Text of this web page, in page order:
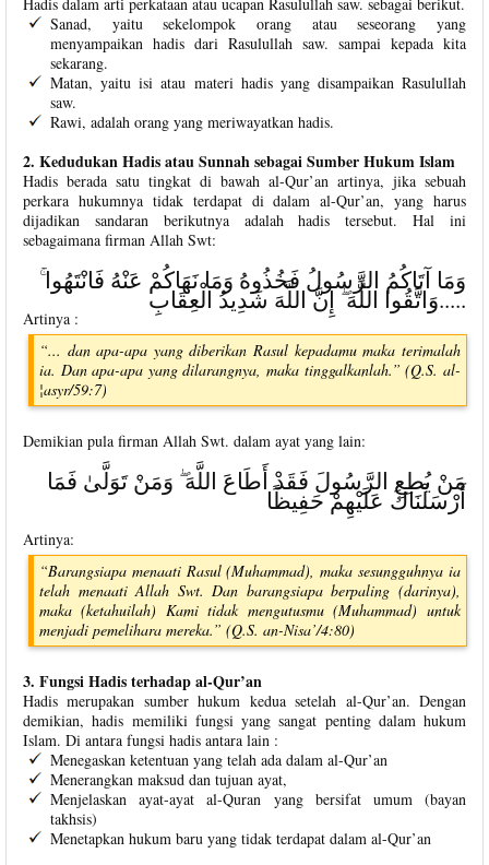
Sanad, yaitu sekelompok orang atau seseorang yang
menyampaikan hadis dari Rasulullah saw. sampai kepada kita
sekarang.
Matan, yaitu isi atau materi hadis yang disampaikan Rasulullah
saw.
Rawi, adalah orang yang meriwayatkan hadis.
2. Kedudukan Hadis atau Sunnah sebagai Sumber Hukum Islam
Hadis berada satu tingkat di bawah al-Qur’an artinya, jika sebuah
perkara hukumnya tidak terdapat di dalam al-Qur’an, yang harus
dijadikan sandaran berikutnya adalah hadis tersebut. Hal ini
sebagaimana firman Allah Swt:
وَمَا آتَاكُمُ الرَّسُولُ فَخُذُوهُ وَمَا نَهَاكُمْ عَنْهُ فَانْتَهُوا ۚ
وَاتَّقُوا اللَّهَ ۖ إِنَّ اللَّهَ شَدِيدُ الْعِقَابِ.....
Artinya :
“... dan apa-apa yang diberikan Rasul kepadamu maka terimalah
ia. Dan apa-apa yang dilarangnya, maka tinggalkanlah.” (Q.S. al-
¦asyr/59:7)
Demikian pula firman Allah Swt. dalam ayat yang lain:
مَنْ يُطِعِ الرَّسُولَ فَقَدْ أَطَاعَ اللَّهَ ۖ وَمَنْ تَوَلَّىٰ فَمَا
أَرْسَلْنَاكَ عَلَيْهِمْ حَفِيظًا
Artinya:
“Barangsiapa menaati Rasul (Muhammad), maka sesungguhnya ia
telah menaati Allah Swt. Dan barangsiapa berpaling (darinya),
maka (ketahuilah) Kami tidak mengutusmu (Muhammad) untuk
menjadi pemelihara mereka.” (Q.S. an-Nisa’/4:80)
3. Fungsi Hadis terhadap al-Qur’an
Hadis merupakan sumber hukum kedua setelah al-Qur’an. Dengan
demikian, hadis memiliki fungsi yang sangat penting dalam hukum
Islam. Di antara fungsi hadis antara lain :
Menegaskan ketentuan yang telah ada dalam al-Qur’an
Menerangkan maksud dan tujuan ayat,
Menjelaskan ayat-ayat al-Quran yang bersifat umum (bayan
takhsis)
Menetapkan hukum baru yang tidak terdapat dalam al-Qur’an